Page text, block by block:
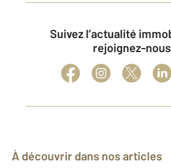
Suivez l’actualité immobilière et
rejoignez-nous
À découvrir dans nos articles